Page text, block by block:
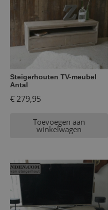
Steigerhouten TV-meubel
Antal
€279,95
Toevoegen aan
winkelwagen